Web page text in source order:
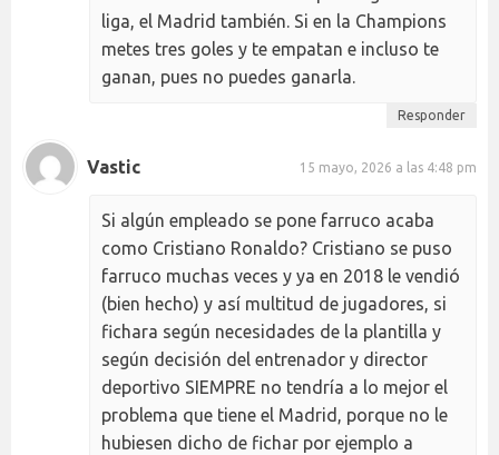
liga, el Madrid también. Si en la Champions
metes tres goles y te empatan e incluso te
ganan, pues no puedes ganarla.
Responder
Vastic 15 mayo, 2026 a las 4:48 pm
Si algún empleado se pone farruco acaba
como Cristiano Ronaldo? Cristiano se puso
farruco muchas veces y ya en 2018 le vendió
(bien hecho) y así multitud de jugadores, si
fichara según necesidades de la plantilla y
según decisión del entrenador y director
deportivo SIEMPRE no tendría a lo mejor el
problema que tiene el Madrid, porque no le
hubiesen dicho de fichar por ejemplo a